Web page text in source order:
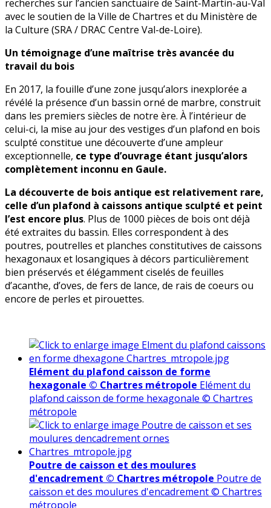
recherches sur l’ancien sanctuaire de Saint-Martin-au-Val
avec le soutien de la Ville de Chartres et du Ministère de
la Culture (SRA / DRAC Centre Val-de-Loire).
Un témoignage d’une maîtrise très avancée du
travail du bois
En 2017, la fouille d’une zone jusqu’alors inexplorée a
révélé la présence d’un bassin orné de marbre, construit
dans les premiers siècles de notre ère. À l’intérieur de
celui-ci, la mise au jour des vestiges d’un plafond en bois
sculpté constitue une découverte d’une ampleur
exceptionnelle, ce type d’ouvrage étant jusqu’alors
complètement inconnu en Gaule.
La découverte de bois antique est relativement rare,
celle d’un plafond à caissons antique sculpté et peint
l’est encore plus. Plus de 1000 pièces de bois ont déjà
été extraites du bassin. Elles correspondent à des
poutres, poutrelles et planches constitutives de caissons
hexagonaux et losangiques à décors particulièrement
bien préservés et élégamment ciselés de feuilles
d’acanthe, d’oves, de fers de lance, de rais de coeurs ou
encore de perles et pirouettes.
Elément du plafond caisson de forme
hexagonale © Chartres métropole Elément du
plafond caisson de forme hexagonale © Chartres
métropole
Poutre de caisson et des moulures
d'encadrement © Chartres métropole Poutre de
caisson et des moulures d'encadrement © Chartres
métropole